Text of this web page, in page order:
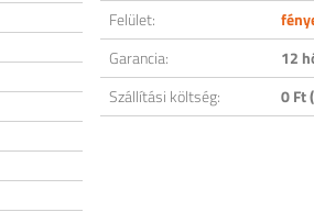
Felület:
Garancia:
12
Szállítási költség:
0 Ft